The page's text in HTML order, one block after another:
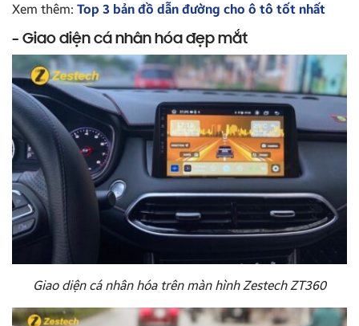
Xem thêm: Top 3 bản đồ dẫn đường cho ô tô tốt nhất
– Giao diện cá nhân hóa đẹp mắt
Giao diện cá nhân hóa trên màn hình Zestech ZT360